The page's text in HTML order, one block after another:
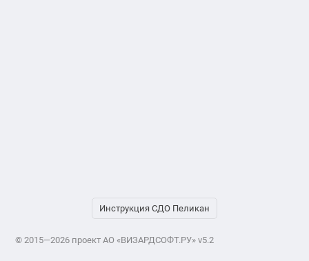
Инструкция СДО Пеликан
© 2015—2026 проект АО «ВИЗАРДСОФТ.РУ» v5.2